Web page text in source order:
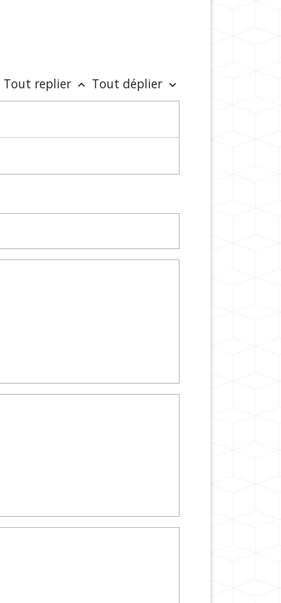
Tout replier keyboard_arrow_up Tout déplier keyboard_arrow_down